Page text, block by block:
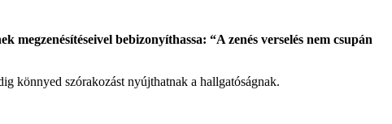
bebizonyíthassa: “A zenés verselés nem csupán
könnyed szórakozást nyújthatnak a hallgatóságnak.